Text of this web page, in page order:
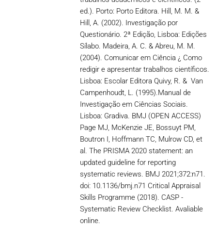
ed.). Porto: Porto Editora. Hill, M. M. &
Hill, A. (2002). Investigação por
Questionário. 2ª Edição, Lisboa: Edições
Sílabo. Madeira, A. C. & Abreu, M. M.
(2004). Comunicar em Ciência ¿ Como
redigir e apresentar trabalhos científicos.
Lisboa: Escolar Editora Quivy, R. & Van
Campenhoudt, L. (1995).Manual de
Investigação em Ciências Sociais.
Lisboa: Gradiva. BMJ (OPEN ACCESS)
Page MJ, McKenzie JE, Bossuyt PM,
Boutron I, Hoffmann TC, Mulrow CD, et
al. The PRISMA 2020 statement: an
updated guideline for reporting
systematic reviews. BMJ 2021;372:n71.
doi: 10.1136/bmj.n71 Critical Appraisal
Skills Programme (2018). CASP -
Systematic Review Checklist. Avaliable
online.